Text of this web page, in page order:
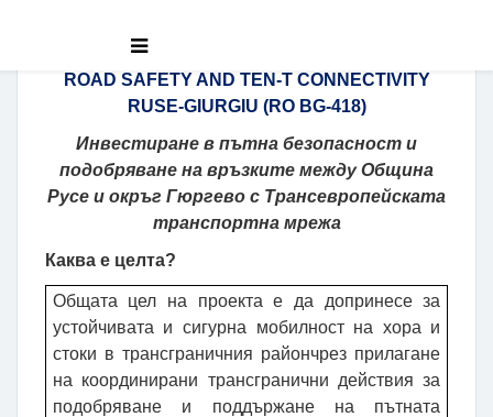
ROAD SAFETY AND TEN-T CONNECTIVITY
RUSE-GIURGIU (RO BG-418)
Инвестиране в пътна безопасност и
подобряване на връзките между Община
Русе и окръг Гюргево с Трансевропейската
транспортна мрежа
Каква е целта?
Общата цел на проекта е да допринесе за
устойчивата и сигурна мобилност на хора и
стоки в трансграничния райончрез прилагане
на координирани трансгранични действия за
подобряване и поддържане на пътната